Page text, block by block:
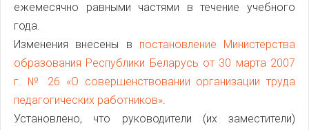
ежемесячно равными частями в течение учебного
года.
Изменения внесены в постановление Министерства
образования Республики Беларусь от 30 марта 2007
г. № 26 «О совершенствовании организации труда
педагогических работников».
Установлено, что руководители (их заместители)